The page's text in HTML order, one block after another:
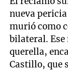
nueva
murió como
bilateral. Ese
querella,
Castillo, que